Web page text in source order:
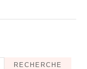
RECHERCHE